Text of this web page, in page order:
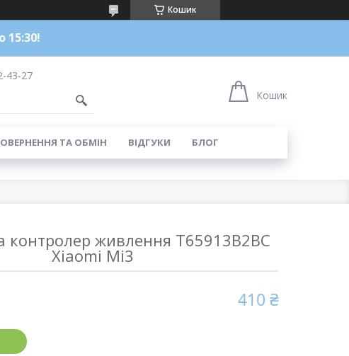
Кошик
15:30!
43-27
Кошик
ТА ОБМІН ВІДГУКИ БЛОГ
контролер живлення T65913B2BC
Xiaomi Mi3
410 ₴